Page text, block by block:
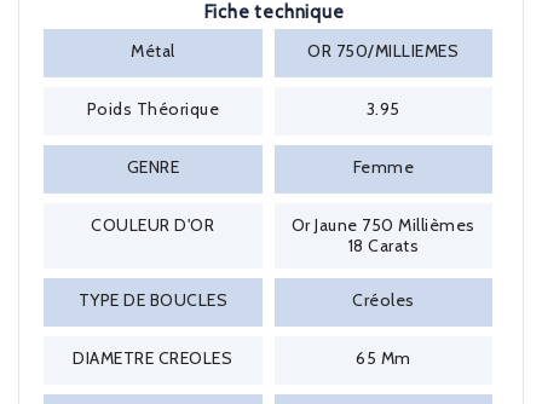
Fiche technique
Métal
OR 750/MILLIEMES
Poids Théorique 3.95
GENRE Femme
COULEUR D'OR
Or Jaune 750 Millièmes
18 Carats
TYPE DE BOUCLES Créoles
DIAMETRE CREOLES 65 Mm